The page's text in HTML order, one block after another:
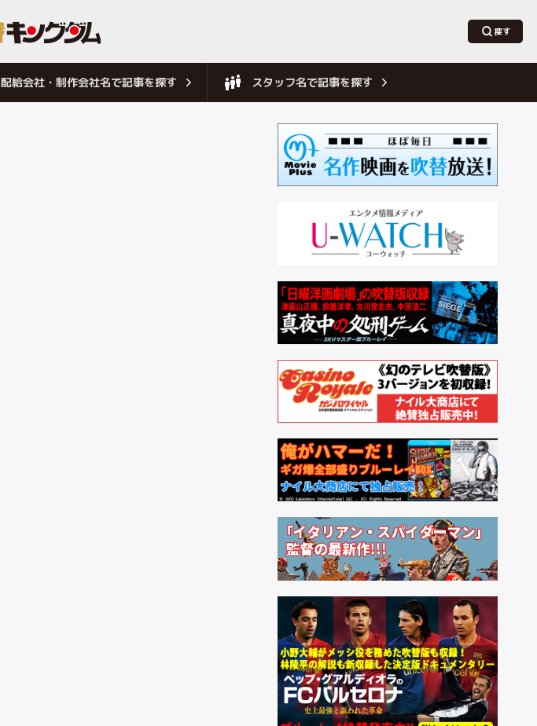
配給会社・制作会社名で記事を探す スタッフ名で記事を探す